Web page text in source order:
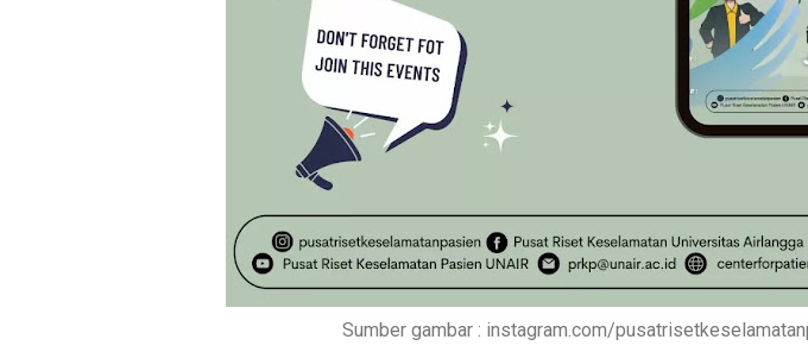
Sumber gambar : instagram.com/